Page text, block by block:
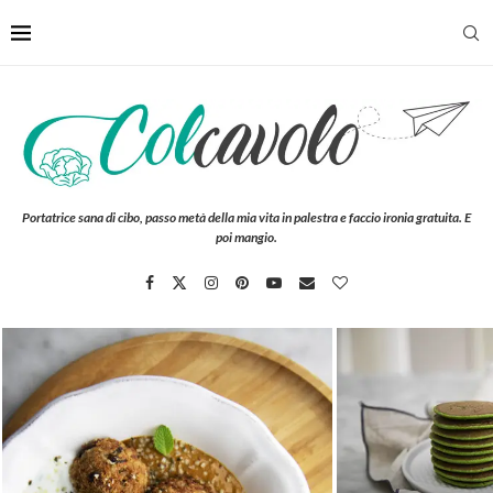
Portatrice sana di cibo, passo metà della mia vita in palestra e faccio ironia gratuita. E
poi mangio.